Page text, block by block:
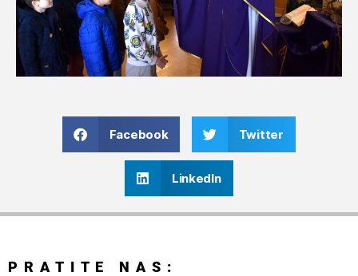
Facebook Twitter
LinkedIn
PRATITE NAS: